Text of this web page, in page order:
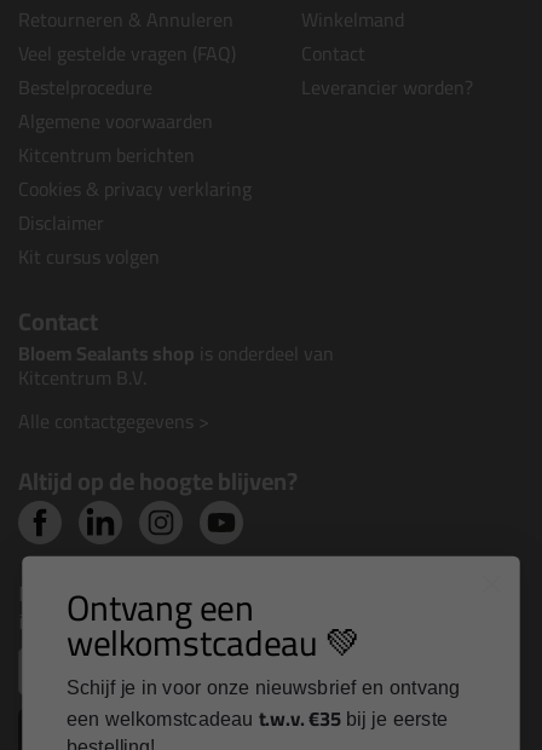
Retourneren & Annuleren
Veel gestelde vragen (FAQ)
Bestelprocedure
Algemene voorwaarden
Kitcentrum berichten
Cookies & privacy verklaring
Disclaimer
Kit cursus volgen
Winkelmand
Contact
Leverancier worden?
Contact
Bloem Sealants shop is onderdeel van
Kitcentrum B.V.
Alle contactgegevens >
Altijd op de hoogte blijven?
Nieuws, tips en exclusieve deals rechtstreeks in je
inbox
Inschrijven
Ontvang een
welkomstcadeau 💚
Schijf je in voor onze nieuwsbrief en ontvang
een welkomstcadeau t.w.v. €35 bij je eerste